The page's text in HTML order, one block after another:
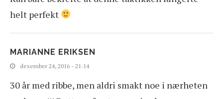
helt perfekt
MARIANNE ERIKSEN
desember 24, 2016 - 21:14
30 år med ribbe, men aldri smakt noe i nærheten